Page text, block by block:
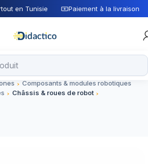
en Tunisie Paiement à la livraison
Composants & modules robotiques
Châssis & roues de robot